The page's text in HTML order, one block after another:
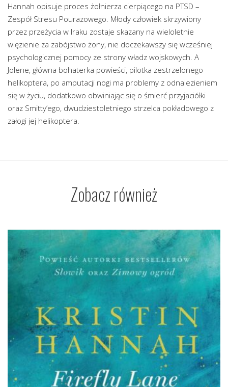
Hannah opisuje proces żołnierza cierpiącego na PTSD –
Zespół Stresu Pourazowego. Młody człowiek skrzywiony
przez przeżycia w Iraku zostaje skazany na wieloletnie
więzienie za zabójstwo żony, nie doczekawszy się wcześniej
psychologicznej pomocy ze strony władz wojskowych. A
Jolene, główna bohaterka powieści, pilotka zestrzelonego
helikoptera, po amputacji nogi ma problemy z odnalezieniem
się w życiu, dodatkowo obwiniając się o śmierć przyjaciółki
oraz Smitty’ego, dwudziestoletniego strzelca pokładowego z
załogi jej helikoptera.
Zobacz również